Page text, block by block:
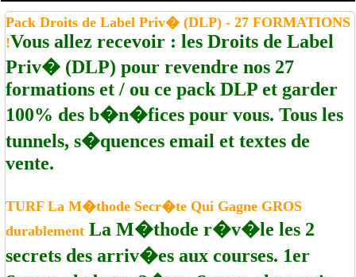
Pack Droits de Label Priv� (DLP) - 27 FORMATIONS
!Vous allez recevoir : les Droits de Label
Priv� (DLP) pour revendre nos 27
formations et / ou ce pack DLP et garder
100% des b�n�fices pour vous. Tous les
tunnels, s�quences email et textes de
vente.
TURF La M�thode Secr�te Qui Gagne GROS
durablement La M�thode r�v�le les 2
secrets des arriv�es aux courses. 1er